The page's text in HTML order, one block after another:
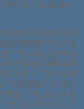
呵呵,接下来,就请听
非你所申请的所有的
易的博客就不允许你
广告,但是,因为新浪
你在新浪的博客拥有
客上放上广告.但如果
告联盟的广告,那么,
难说了.但,说实话,我
告.除了新浪可以以